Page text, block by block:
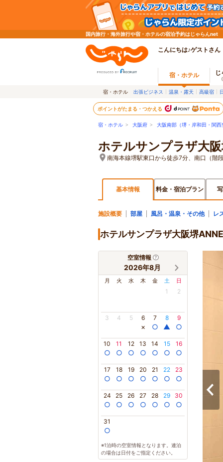
国内旅行・海外旅行や宿・ホテルの宿泊予約はじゃらんnet
こんにちは♪ゲストさん
宿・ホテル じ
宿・ホテル 出張ビジネス 温泉・露天 高級宿
ポイントがたまる・つかえる
宿・ホテル > 大阪府 > 大阪南部（堺・岸和田・関西
ホテルサンプラザ大
南海本線堺駅東口から徒歩7分、南口（階
基本情報 料金・宿泊プラン
施設概要 部屋 風呂・温泉・その他 レ
ホテルサンプラザ大阪堺
空室情報
2026年8月
月 火 水 木 金 土 日
1 2
3 4 5 6
×
7
○
8
▲
9
○
10
○
11
○
12
○
13
○
14
○
15
○
16
○
17
○
18
○
19
○
20
○
21
○
22
○
23
○
24
○
25
○
26
○
27
○
28
○
29
○
30
○
31
○
※1泊時の空室情報となります。連泊
の場合は日付をご指定ください。